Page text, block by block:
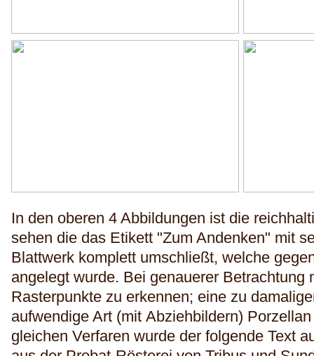
In den oberen 4 Abbildungen ist die
sehen die das Etikett "Zum Andenken" mit
Blattwerk komplett umschließt, welche
angelegt wurde. Bei genauerer Betrachtung
Rasterpunkte zu erkennen; eine zu
aufwendige Art (mit Abziehbildern)
gleichen Verfaren wurde der folgende Text